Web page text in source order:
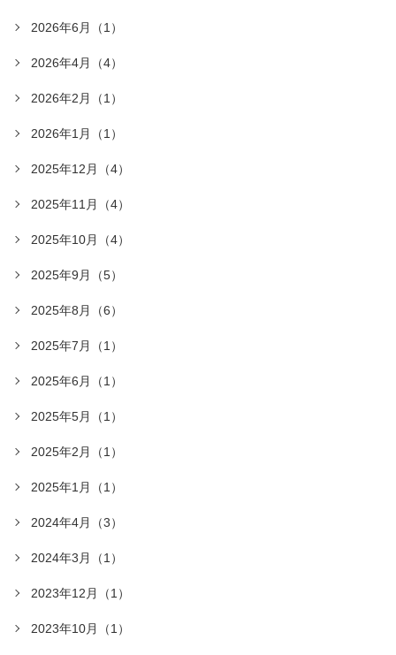
2026年6月（1）
2026年4月（4）
2026年2月（1）
2026年1月（1）
2025年12月（4）
2025年11月（4）
2025年10月（4）
2025年9月（5）
2025年8月（6）
2025年7月（1）
2025年6月（1）
2025年5月（1）
2025年2月（1）
2025年1月（1）
2024年4月（3）
2024年3月（1）
2023年12月（1）
2023年10月（1）